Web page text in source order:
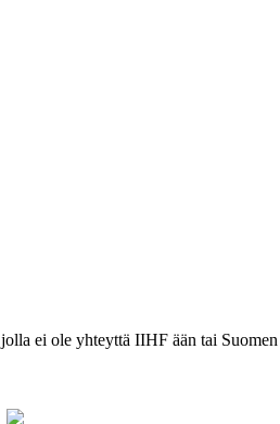
ei ole yhteyttä IIHF ään tai